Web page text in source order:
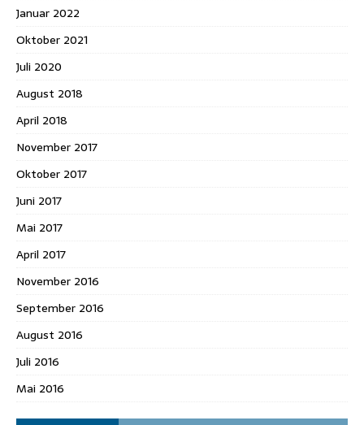
Januar 2022
Oktober 2021
Juli 2020
August 2018
April 2018
November 2017
Oktober 2017
Juni 2017
Mai 2017
April 2017
November 2016
September 2016
August 2016
Juli 2016
Mai 2016